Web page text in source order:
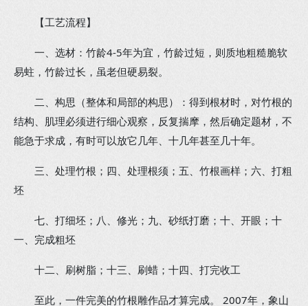
【工艺流程】
一、选材：竹龄4-5年为宜，竹龄过短，则质地粗糙脆软
易蛀，竹龄过长，虽老但硬易裂。
二、构思（整体和局部的构思）：得到根材时，对竹根的
结构、肌理必须进行细心观察，反复揣摩，然后确定题材，不
能急于求成，有时可以放它几年、十几年甚至几十年。
三、处理竹根；四、处理根须；五、竹根画样；六、打粗
坯
七、打细坯；八、修光；九、砂纸打磨；十、开眼；十
一、完成粗坯
十二、刷树脂；十三、刷蜡；十四、打完收工
至此，一件完美的竹根雕作品才算完成。 2007年，象山